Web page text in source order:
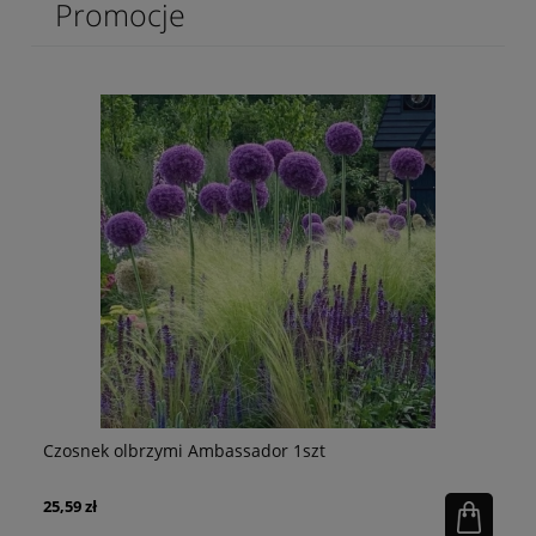
Promocje
Czosnek olbrzymi Ambassador 1szt
25,59 zł